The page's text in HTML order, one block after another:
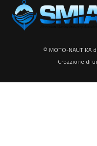
© MOTO-NAUTIKA
Creazione di